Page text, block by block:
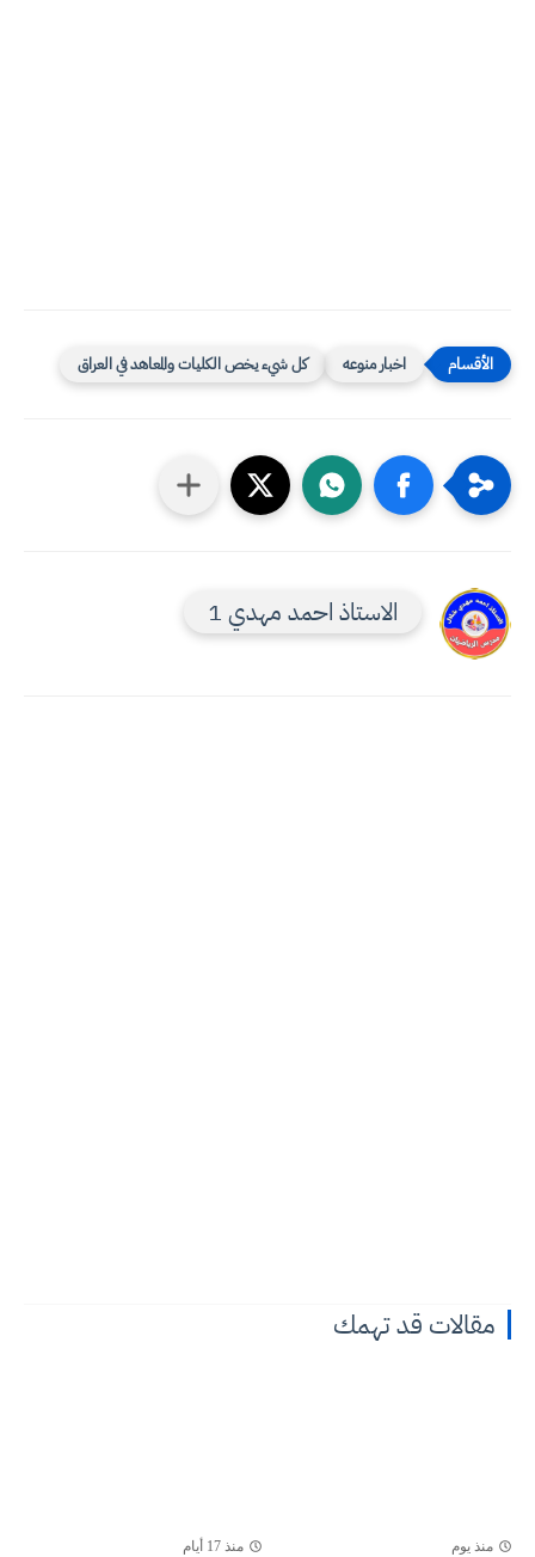
اخبار منوعه كل شيء يخص الكليات والمعاهد في العراق
الاستاذ احمد مهدي 1
مقالات قد تهمك
منذ يوم منذ 17 أيام